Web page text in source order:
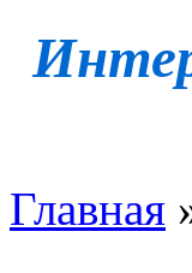
Главная